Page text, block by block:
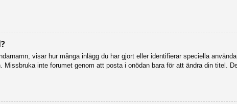
visar hur många inlägg du har gjort eller identifierar speciella
Missbruka inte forumet genom att posta i onödan bara för att ändra din titel.